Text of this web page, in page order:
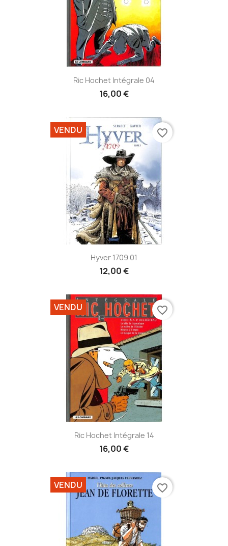
Ric Hochet Intégrale 04
16,00 €
Hyver 1709 01
12,00 €
VENDU favorite_border
Ric Hochet Intégrale 14
16,00 €
VENDU favorite_border
VENDU favorite_border